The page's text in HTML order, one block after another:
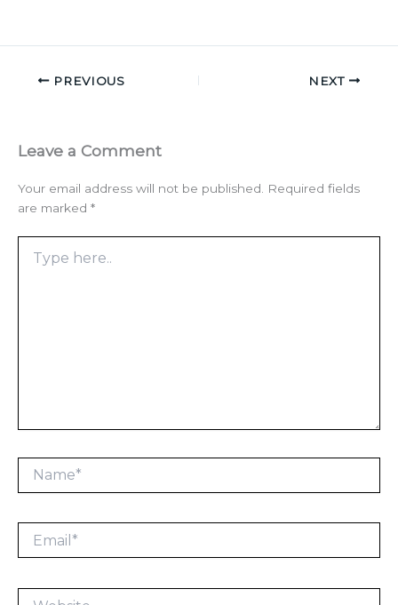
PREVIOUS NEXT
Leave a Comment
Your email address will not be published. Required fields
are marked *
here..
Website